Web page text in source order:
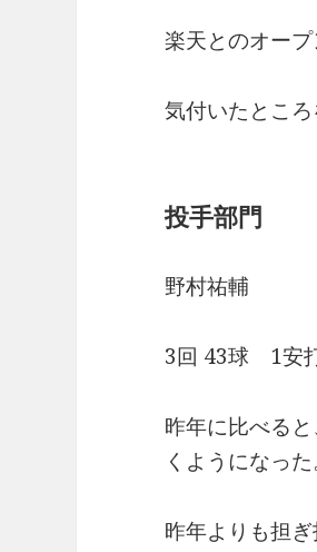
楽天とのオープ
気付いたところ
投手部門
野村祐輔
3回 43球 1安
昨年に比べる
くようになった
昨年よりも担ぎ